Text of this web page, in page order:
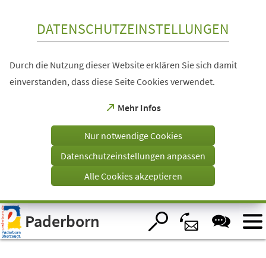
Visuelle
Assistenzsoftware
öffnen.
DATENSCHUTZEINSTELLUNGEN
Durch die Nutzung dieser Website erklären Sie sich damit
einverstanden, dass diese Seite Cookies verwendet.
Mehr Infos
(Öffnet
einem
Tab)
Nur notwendige Cookies
Datenschutzeinstellungen anpassen
Alle Cookies akzeptieren
Paderborn